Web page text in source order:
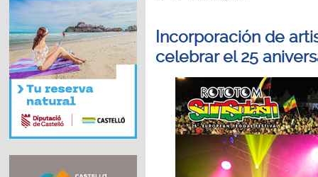
Incorporación de
celebrar el 25